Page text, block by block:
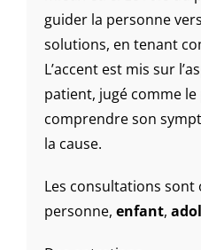
guider la personne
solutions, en tenant
L’accent est mis sur
patient, jugé comme
comprendre son
la cause.
Les consultations
personne, enfant,